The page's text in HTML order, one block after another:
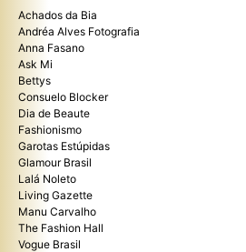
Achados da Bia
Andréa Alves Fotografia
Anna Fasano
Ask Mi
Bettys
Consuelo Blocker
Dia de Beaute
Fashionismo
Garotas Estúpidas
Glamour Brasil
Lalá Noleto
Living Gazette
Manu Carvalho
The Fashion Hall
Vogue Brasil